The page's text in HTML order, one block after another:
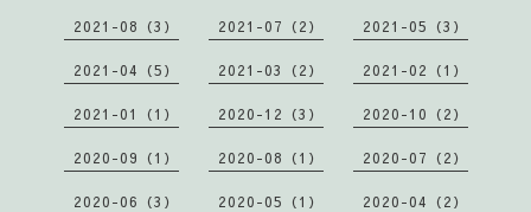
2021-08（3） 2021-07（2） 2021-05（3）
2021-04（5） 2021-03（2） 2021-02（1）
2021-01（1） 2020-12（3） 2020-10（2）
2020-09（1） 2020-08（1） 2020-07（2）
2020-06（3） 2020-05（1） 2020-04（2）